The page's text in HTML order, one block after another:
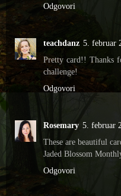
Odgovori
teachdanz 5. februar
Pretty card!! Thanks
challenge!
Odgovori
Rosemary 5. februar
These are beautiful
Jaded Blossom
Odgovori